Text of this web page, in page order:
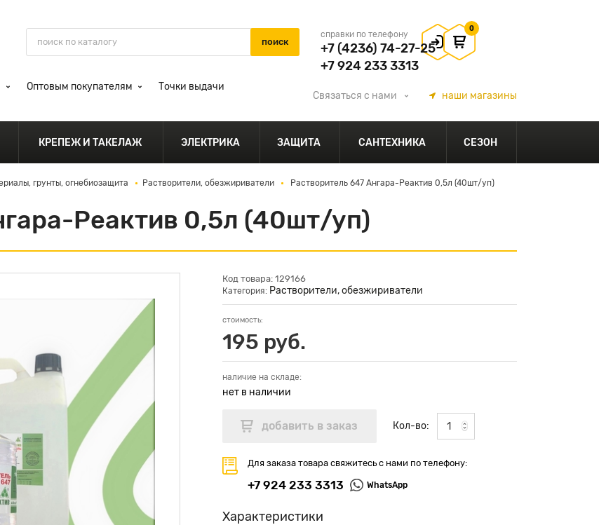
справки по телефону
+7 (4236) 74-27-25
+7 924 233 3313
0
Оптовым покупателям Точки выдачи
Связаться с нами наши магазины
КРЕПЕЖ И ТАКЕЛАЖ ЭЛЕКТРИКА ЗАЩИТА САНТЕХНИКА СЕЗОН
грунты, огнебиозащита Растворители, обезжириватели Растворитель 647 Ангара-Реактив 0,5л (40шт/уп)
Реактив 0,5л (40шт/уп)
Код товара: 129166
Категория: Растворители, обезжириватели
стоимость:
195 руб.
наличие на складе:
нет в наличии
Кол-во:
Для заказа товара свяжитесь с нами по телефону:
+7 924 233 3313 WhatsApp
Характеристики